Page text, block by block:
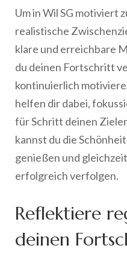
Um in Wil SG motiviert
realistische
klare und erreichbare
du deinen Fortschritt
kontinuierlich
helfen dir dabei,
für Schritt deinen
kannst du die
genießen und
erfolgreich verfolgen.
Reflektiere
deinen